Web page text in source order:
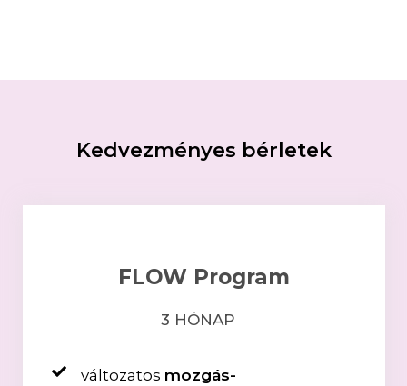
Kedvezményes bérletek
FLOW Program
3 HÓNAP
változatos mozgás-